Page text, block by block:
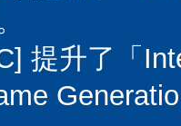
提升了「